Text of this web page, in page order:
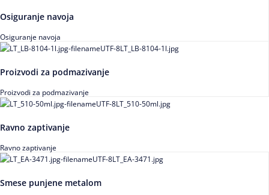
Osiguranje navoja
Osiguranje navoja
Proizvodi za podmazivanje
Proizvodi za podmazivanje
Ravno zaptivanje
Ravno zaptivanje
Smese punjene metalom